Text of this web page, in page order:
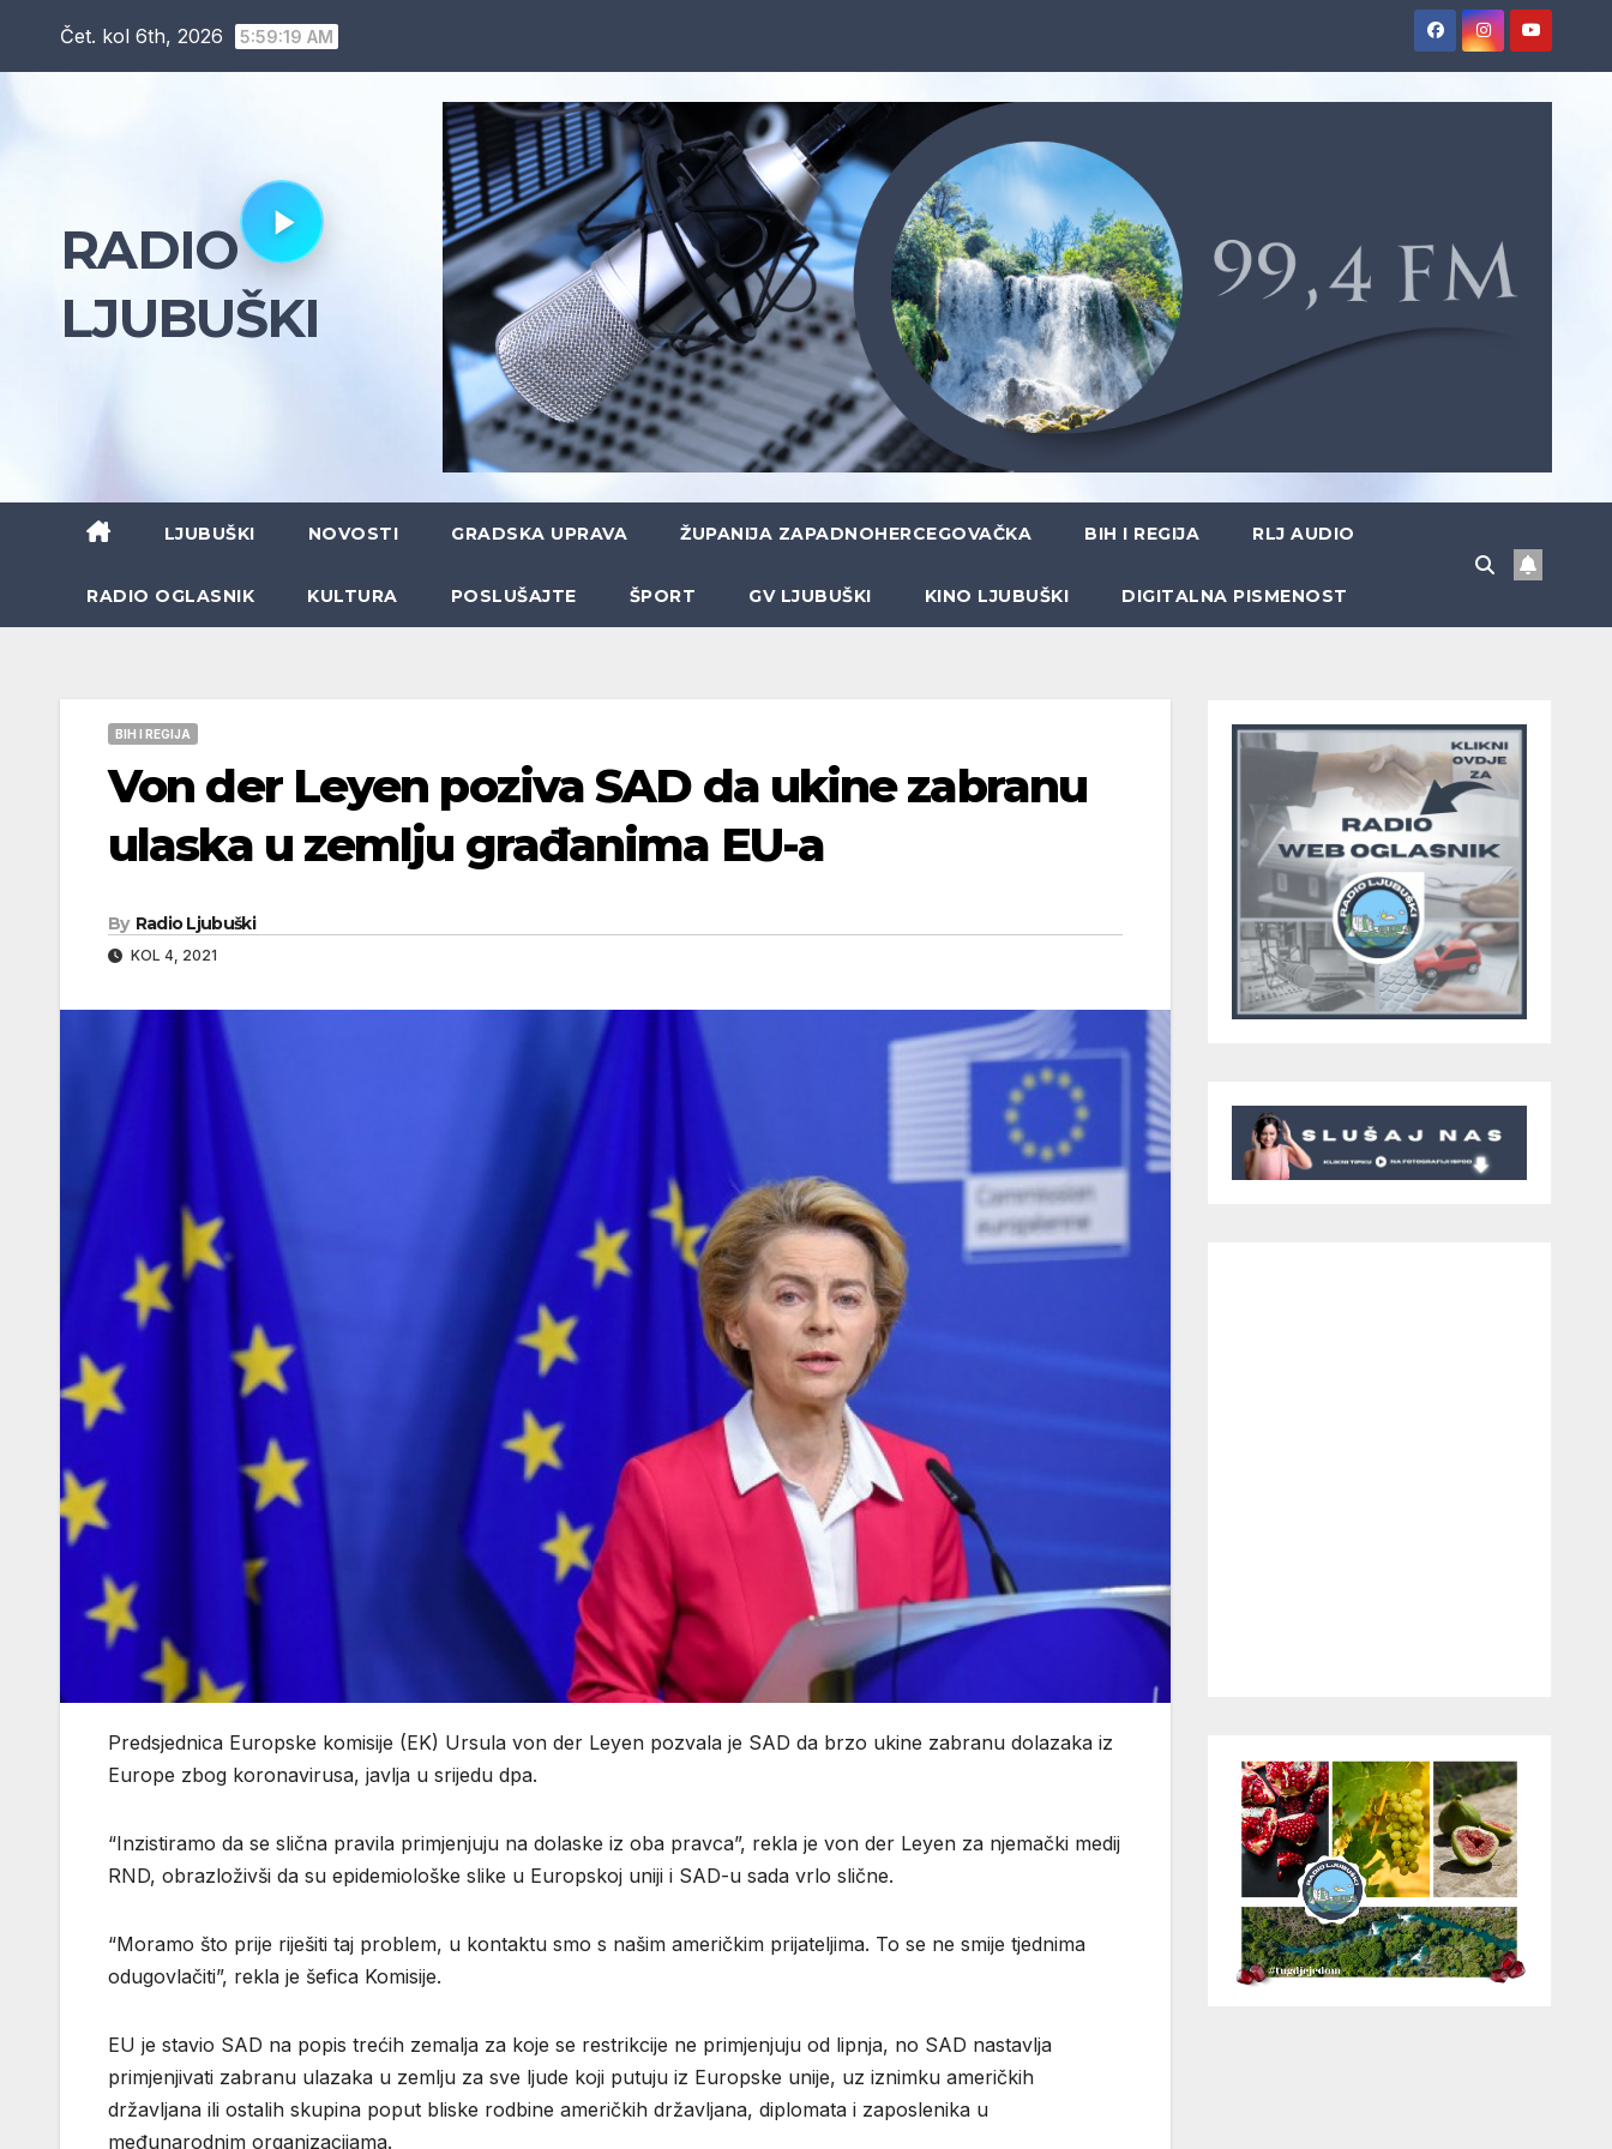
Čet. kol 6th, 2026 5:59:20 AM
RADIO
LJUBUŠKI
LJUBUŠKI NOVOSTI GRADSKA UPRAVA ŽUPANIJA ZAPADNOHERCEGOVAČKA BIH I REGIJA RLJ AUDIO
RADIO OGLASNIK KULTURA POSLUŠAJTE ŠPORT GV LJUBUŠKI KINO LJUBUŠKI DIGITALNA PISMENOST
BIH I REGIJA
Von der Leyen poziva SAD da ukine zabranu
ulaska u zemlju građanima EU-a
By Radio Ljubuški
KOL 4, 2021
Predsjednica Europske komisije (EK) Ursula von der Leyen pozvala je SAD da brzo ukine zabranu dolazaka iz
Europe zbog koronavirusa, javlja u srijedu dpa.
“Inzistiramo da se slična pravila primjenjuju na dolaske iz oba pravca”, rekla je von der Leyen za njemački medij
RND, obrazloživši da su epidemiološke slike u Europskoj uniji i SAD-u sada vrlo slične.
“Moramo što prije riješiti taj problem, u kontaktu smo s našim američkim prijateljima. To se ne smije tjednima
odugovlačiti”, rekla je šefica Komisije.
EU je stavio SAD na popis trećih zemalja za koje se restrikcije ne primjenjuju od lipnja, no SAD nastavlja
primjenjivati zabranu ulazaka u zemlju za sve ljude koji putuju iz Europske unije, uz iznimku američkih
državljana ili ostalih skupina poput bliske rodbine američkih državljana, diplomata i zaposlenika u
međunarodnim organizacijama.